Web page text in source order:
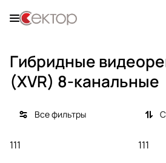
Гибридные
(XVR) 8-канальные
Все фильтры
111 111